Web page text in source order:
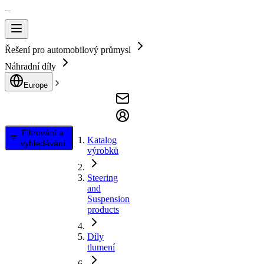
Řešení pro automobilový průmysl
Náhradní díly
Europe
Filtrování a
vyhledávání
Katalog
výrobků
Steering
and
Suspension
products
Díly
tlumení